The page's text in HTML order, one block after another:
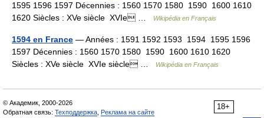
1595 1596 1597 Décennies : 1560 1570 1580 1590 1600 1610
1620 Siècles : XVe siècle XVIe …
Wikipédia en Français
1594 en France — Années : 1591 1592 1593 1594 1595 1596
1597 Décennies : 1560 1570 1580 1590 1600 1610 1620
Siècles : XVe siècle XVIe siècle …
Wikipédia en Français
18+
© Академик, 2000-2026
Обратная связь: Техподдержка Реклама на сайте